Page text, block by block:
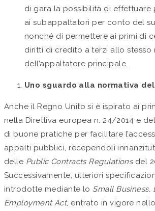
di gara la possibilità di effettuare
ai subappaltatori per conto del
nonché di permettere ai primi di
diritti di credito a terzi allo stesso
dell’appaltatore principale.
Uno sguardo alla normativa
Anche il Regno Unito si è ispirato ai
nella Direttiva europea n. 24/2014 e
di buone pratiche per facilitare
appalti pubblici, recependoli
delle Public Contracts Regulations del
Successivamente, ulteriori
introdotte mediante lo Small Business,
Employment Act, entrato in vigore